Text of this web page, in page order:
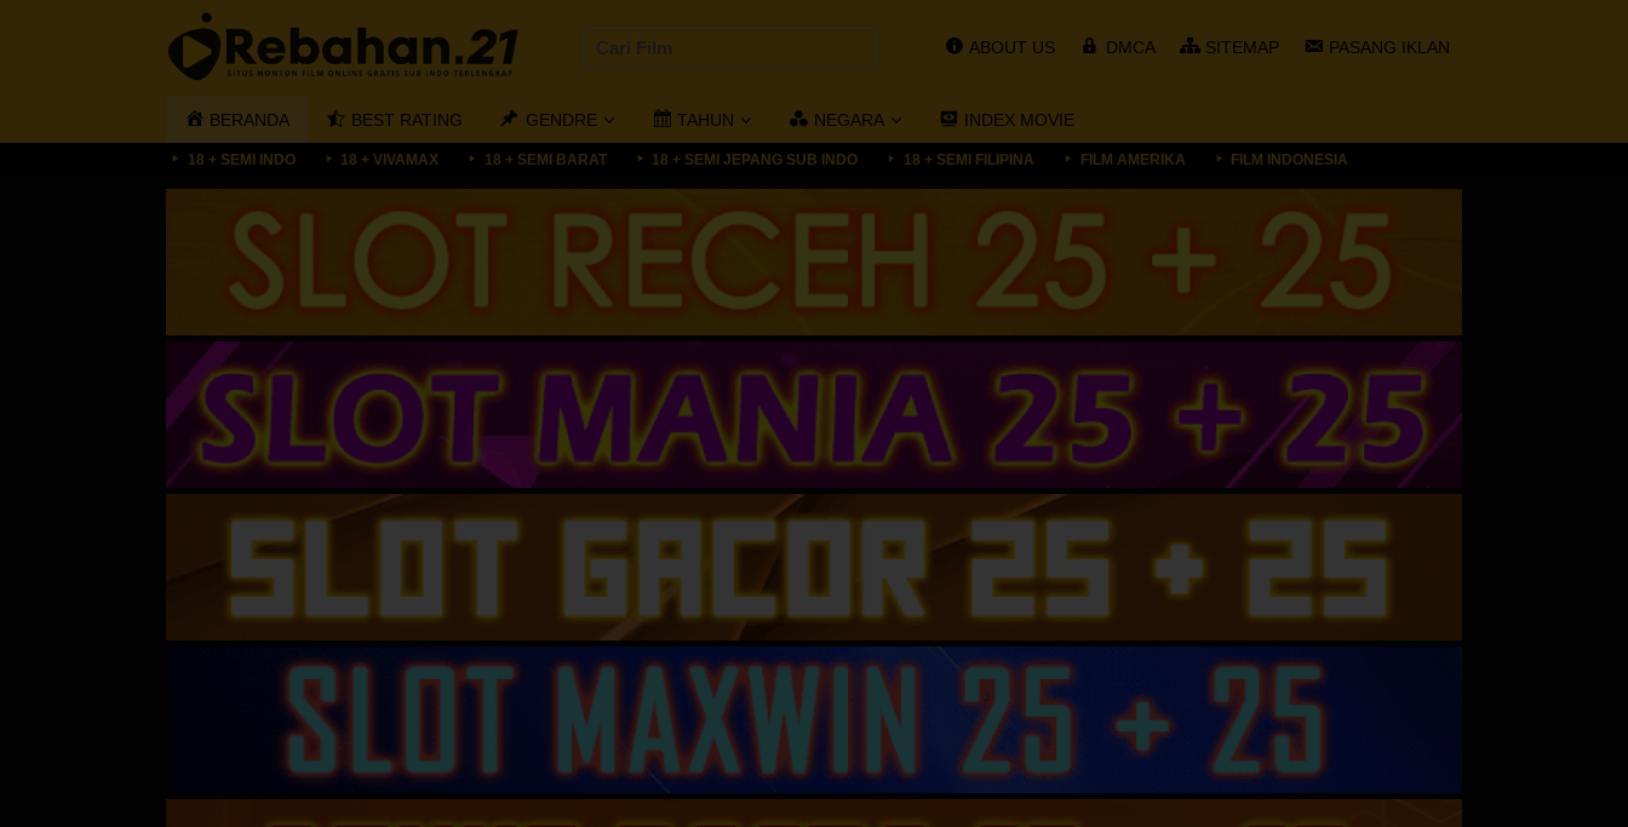
ABOUT US DMCA SITEMAP PASANG IKLAN
BERANDA BEST RATING GENDRE TAHUN NEGARA INDEX MOVIE
18 + SEMI INDO 18 + VIVAMAX 18 + SEMI BARAT 18 + SEMI JEPANG SUB INDO 18 + SEMI FILIPINA FILM AMERIKA FILM INDONESIA